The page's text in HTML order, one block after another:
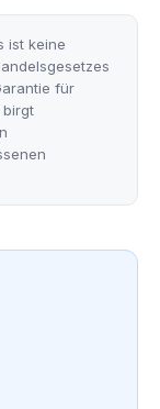
ist keine
für
birgt